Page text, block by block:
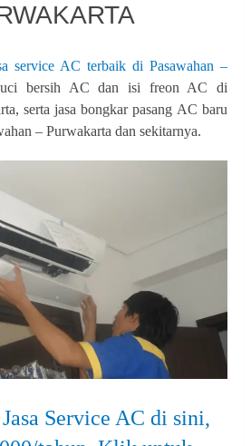
service AC terbaik di Pasawahan –
bersih AC dan isi freon AC di
serta jasa bongkar pasang AC baru
– Purwakarta dan sekitarnya.
Service AC di sini,